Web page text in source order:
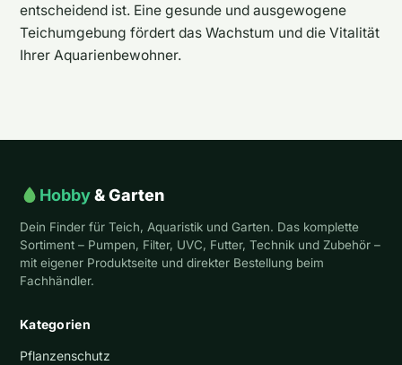
entscheidend ist. Eine gesunde und ausgewogene
Teichumgebung fördert das Wachstum und die Vitalität
Ihrer Aquarienbewohner.
Hobby& Garten
Dein Finder für Teich, Aquaristik und Garten. Das komplette
Sortiment – Pumpen, Filter, UVC, Futter, Technik und Zubehör –
mit eigener Produktseite und direkter Bestellung beim
Fachhändler.
Kategorien
Pflanzenschutz